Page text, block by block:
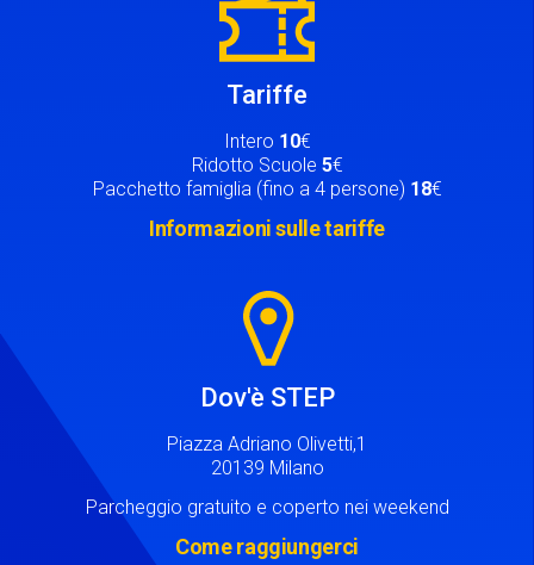
Tariffe
Intero 10€
Ridotto Scuole 5€
Pacchetto famiglia (fino a 4 persone) 18€
Informazioni sulle tariffe
Dov'è STEP
Piazza Adriano Olivetti,1
20139 Milano
Parcheggio gratuito e coperto nei weekend
Come raggiungerci